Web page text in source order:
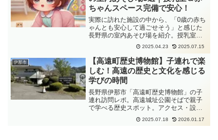
ちゃんスペース完備で安心！
実際に訪れた施設の中から、「0歳の赤ち
ゃんとも安心して過ごせそう」と感じた
長野県の室内あそび場を紹介。授乳室・
おむつ替えスペース完備の施設を厳選し
2025.04.23 2025.07.15
伊那市
【高遠町歴史博物館】子連れで楽
しむ！高遠の歴史と文化を感じる
学びの時間
長野県伊那市「高遠町歴史博物館」の子
連れ訪問レポ。高遠城址公園そばで親子
で学べる歴史スポット。アクセス・設備
2025.07.18 2026.01.17